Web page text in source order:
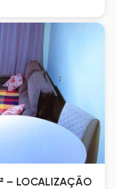
– LOCALIZAÇÃO